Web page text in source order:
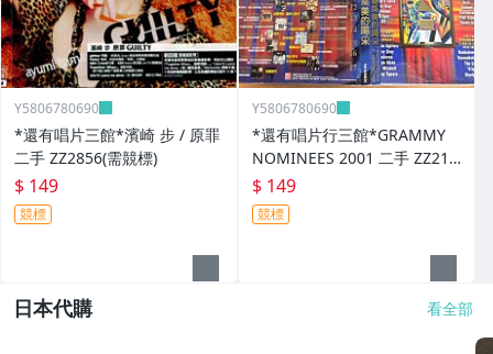
Y5806780690
*還有唱片三館*濱崎 步 / 原罪
二手 ZZ2856(需競標)
$ 149
競標
Y5806780690
*還有唱片行三館*GRAMMY
NOMINEES 2001 二手 ZZ214
03
$ 149
競標
日本代購 看全部